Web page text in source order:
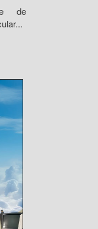
de